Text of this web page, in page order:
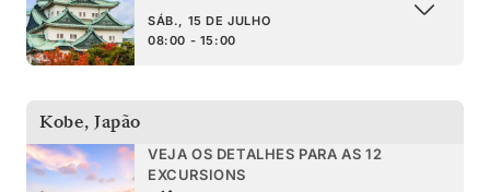
SÁB., 15 DE JULHO
08:00 - 15:00
Kobe, Japão
VEJA OS DETALHES PARA AS 12
EXCURSIONS